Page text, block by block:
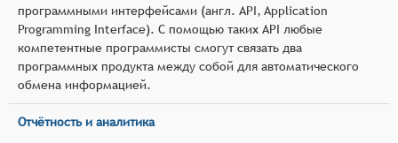
программными интерфейсами (англ. API, Application
Programming Interface). С помощью таких API любые
компетентные программисты смогут связать два
программных продукта между собой для автоматического
обмена информацией.
Отчётность и аналитика